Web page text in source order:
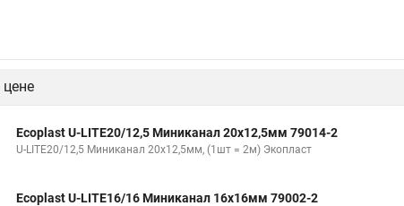
Ecoplast U-LITE20/12,5 Миниканал 20х12,5мм 79014-2
U-LITE20/12,5 Миниканал 20х12,5мм, (1шт = 2м) Экопласт
Ecoplast U-LITE16/16 Миниканал 16х16мм 79002-2